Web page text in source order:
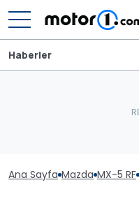
Haberler
Ana Sayfa Mazda MX-5 RF